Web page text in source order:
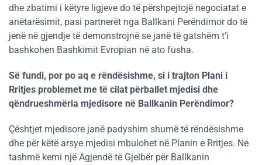
dhe zbatimi i këtyre ligjeve do të përshpejtojë negociatat e
anëtarësimit, pasi partnerët nga Ballkani Perëndimor do të
jenë në gjendje të demonstrojnë se janë të gatshëm t’i
bashkohen Bashkimit Evropian në ato fusha.
Së fundi, por po aq e rëndësishme, si i trajton Plani i
Rritjes problemet me të cilat përballet mjedisi dhe
qëndrueshmëria mjedisore në Ballkanin Perëndimor?
Çështjet mjedisore janë padyshim shumë të rëndësishme
dhe për këtë arsye mjedisi mbulohet në Planin e Rritjes. Ne
tashmë kemi një Agjendë të Gjelbër për Ballkanin